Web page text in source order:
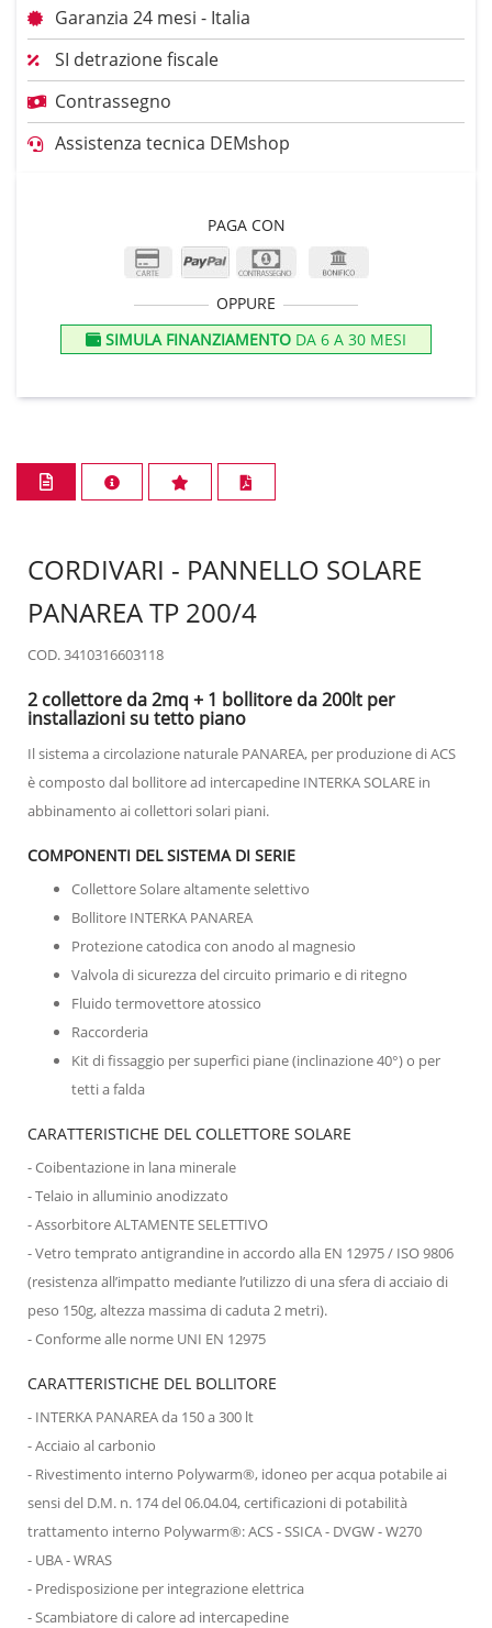
Garanzia 24 mesi - Italia
SI detrazione fiscale
Contrassegno
Assistenza tecnica DEMshop
PAGA CON
OPPURE
SIMULA FINANZIAMENTO DA 6 A 30 MESI
CORDIVARI - PANNELLO SOLARE
PANAREA TP 200/4
COD. 3410316603118
2 collettore da 2mq + 1 bollitore da 200lt per
installazioni su tetto piano
Il sistema a circolazione naturale PANAREA, per produzione di ACS
è composto dal bollitore ad intercapedine INTERKA SOLARE in
abbinamento ai collettori solari piani.
COMPONENTI DEL SISTEMA DI SERIE
Collettore Solare altamente selettivo
Bollitore INTERKA PANAREA
Protezione catodica con anodo al magnesio
Valvola di sicurezza del circuito primario e di ritegno
Fluido termovettore atossico
Raccorderia
Kit di fissaggio per superfici piane (inclinazione 40°) o per
tetti a falda
CARATTERISTICHE DEL COLLETTORE SOLARE
- Coibentazione in lana minerale
- Telaio in alluminio anodizzato
- Assorbitore ALTAMENTE SELETTIVO
- Vetro temprato antigrandine in accordo alla EN 12975 / ISO 9806
(resistenza all’impatto mediante l’utilizzo di una sfera di acciaio di
peso 150g, altezza massima di caduta 2 metri).
- Conforme alle norme UNI EN 12975
CARATTERISTICHE DEL BOLLITORE
- INTERKA PANAREA da 150 a 300 lt
- Acciaio al carbonio
- Rivestimento interno Polywarm®, idoneo per acqua potabile ai
sensi del D.M. n. 174 del 06.04.04, certificazioni di potabilità
trattamento interno Polywarm®: ACS - SSICA - DVGW - W270
- UBA - WRAS
- Predisposizione per integrazione elettrica
- Scambiatore di calore ad intercapedine